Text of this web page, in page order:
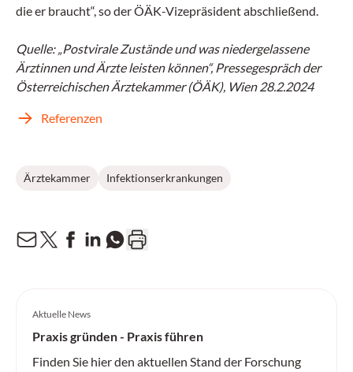
die er braucht“, so der ÖÄK-Vizepräsident abschließend.
Quelle: „Postvirale Zustände und was niedergelassene
Ärztinnen und Ärzte leisten können“, Pressegespräch der
Österreichischen Ärztekammer (ÖÄK), Wien 28.2.2024
Referenzen
Ärztekammer Infektionserkrankungen
Aktuelle News
Praxis gründen - Praxis führen
Finden Sie hier den aktuellen Stand der Forschung